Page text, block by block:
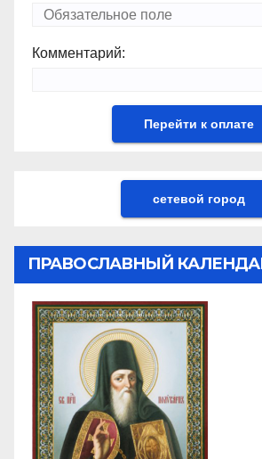
Комментарий:
сетевой город
ПРАВОСЛАВНЫЙ